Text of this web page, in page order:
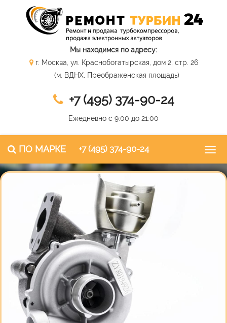
Мы находимся по адресу:
г. Москва, ул. Краснобогатырская, дом 2, стр. 26
(м. ВДНХ, Преображенская площадь)
+7 (495) 374-90-24
Ежедневно с 9:00 до 21:00
ПО МАРКЕ +7 (495) 374-90-24